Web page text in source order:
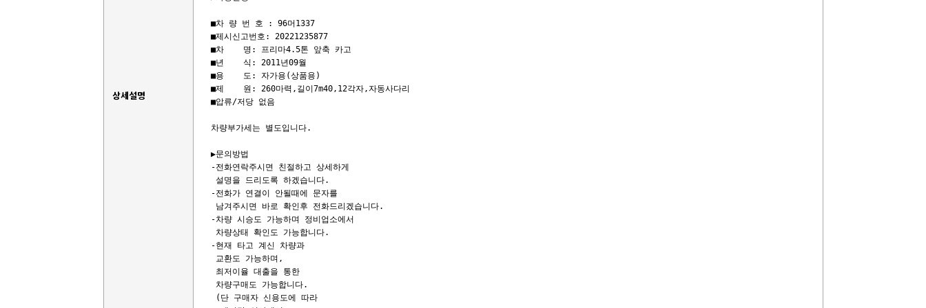
상세설명
■차 량 번 호 : 96머1337
■제시신고번호: 20221235877
■차    명: 프리마4.5톤 앞축 카고
■년    식: 2011년09월
■용    도: 자가용(상품용)
■제    원: 260마력,길이7m40,12각자,자동사다리
■압류/저당 없음
차량부가세는 별도입니다.﻿
▶문의방법
-전화연락주시면 친절하고 상세하게
설명을 드리도록 하겠습니다.
-전화가 연결이 안될때에 문자를
남겨주시면 바로 확인후 전화드리겠습니다.
-차량 시승도 가능하며 정비업소에서
차량상태 확인도 가능합니다.
-현재 타고 계신 차량과
교환도 가능하며,
최저이율 대출을 통한
차량구매도 가능합니다.
(단 구매자 신용도에 따라